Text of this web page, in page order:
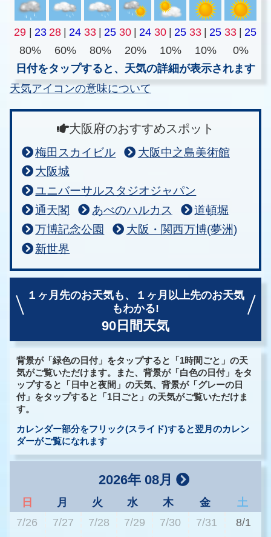
29 | 23 28 | 24 33 | 25 30 | 24 30 | 25 33 | 25 33 | 25
80%
60% 80% 20% 10% 10%
0%
日付をタップすると、天気の詳細が表示されます
天気アイコンの意味について
大阪府のおすすめスポット
梅田スカイビル
大阪中之島美術館
大阪城
ユニバーサルスタジオジャパン
通天閣
あべのハルカス
道頓堀
万博記念公園
大阪・関西万博(夢洲)
新世界
１ヶ月先のお天気も、
１ヶ月以上先のお天気
もわかる!
90日間天気
背景が「緑色の日付」をタップすると「1時間ごと」の天
気がご覧いただけます。また、背景が「白色の日付」をタ
ップすると「日中と夜間」の天気、背景が「グレーの日
付」をタップすると「1日ごと」の天気がご覧いただけま
す。
カレンダー部分をフリック(スライド)すると翌月のカレン
ダーがご覧になれます
2026年 08月
日 月 火 水 木 金
土
7/26
7/27 7/28 7/29 7/30 7/31 8/1